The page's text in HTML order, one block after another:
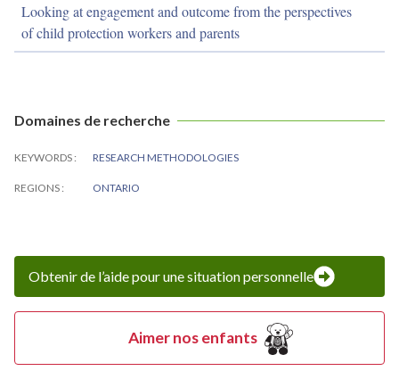
Looking at engagement and outcome from the perspectives
of child protection workers and parents
Domaines de recherche
KEYWORDS RESEARCH METHODOLOGIES
REGIONS ONTARIO
Obtenir de l’aide pour une situation personnelle
Aimer nos enfants